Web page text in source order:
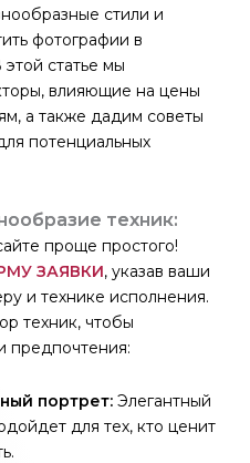
стили и
фотографии в
статье мы
влияющие на цены
а также дадим советы
потенциальных
техник:
проще простого!
ЗАЯВКИ, указав ваши
и технике исполнения.
техник, чтобы
предпочтения:
портрет: Элегантный
для тех, кто ценит